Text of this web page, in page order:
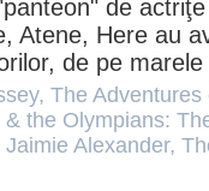
de
Atene, Here au
de pe
, The
the Olympians:
Jaimie Alexander,